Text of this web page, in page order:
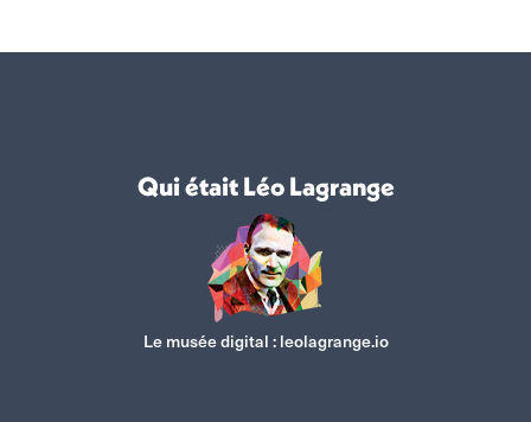
Qui était Léo Lagrange
Le musée digital :leolagrange.io